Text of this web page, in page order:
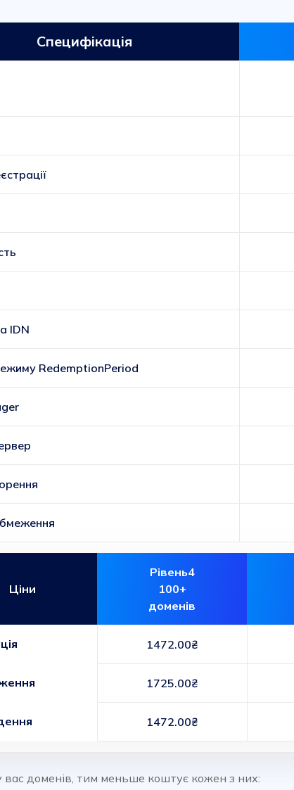
Специфікація
IDN
RedemptionPeriod
Ціни
Рівень4
100+
доменів
1472.00₴
1725.00₴
1472.00₴
вас доменів, тим меньше коштує кожен з них: